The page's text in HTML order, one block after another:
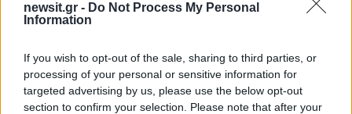
newsit.gr - Do Not Process My Personal
Information
If you wish to opt-out of the sale, sharing to third parties, or
processing of your personal or sensitive information for
targeted advertising by us, please use the below opt-out
section to confirm your selection. Please note that after your
Share:
Ακολουθήστε το Νewsit.gr στο Google News και
ενημερωθείτε πρώτοι για όλη την ειδησεογραφία και τα
τελευταία νέατης ημέρας